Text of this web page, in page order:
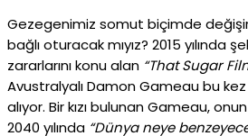
Gezegenimiz somut biçimde
bağlı oturacak mıyız? 2015 yılında
zararlarını konu alan “That Sugar
Avustralyalı Damon Gameau bu
alıyor. Bir kızı bulunan Gameau,
2040 yılında “Dünya neye